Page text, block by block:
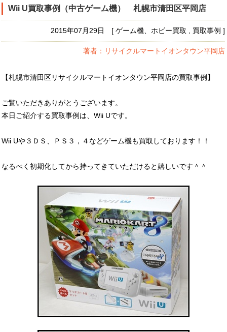
Wii U買取事例（中古ゲーム機） 札幌市清田区平岡店
2015年07月29日 [ ゲーム機、ホビー買取 , 買取事例 ]
著者：リサイクルマートイオンタウン平岡店
【札幌市清田区リサイクルマートイオンタウン平岡店の買取事例】
ご覧いただきありがとうございます。
本日ご紹介する買取事例は、Wii Uです。
Wii Uや３ＤＳ、ＰＳ３，４などゲーム機も買取しております！！
なるべく初期化してから持ってきていただけると嬉しいです＾＾